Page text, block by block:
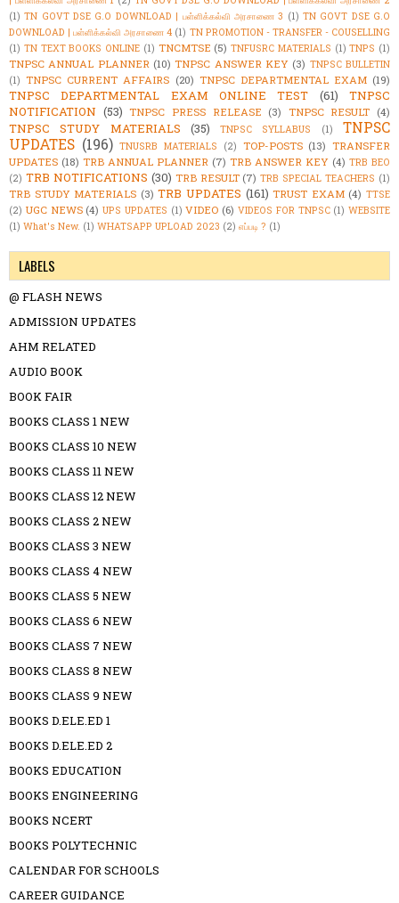
(1) TN GOVT DSE G.O DOWNLOAD | பள்ளிக்கல்வி அரசாணை 3 (1) TN GOVT DSE G.O
DOWNLOAD | பள்ளிக்கல்வி அரசாணை 4 (1) TN PROMOTION - TRANSFER - COUSELLING
(1) TN TEXT BOOKS ONLINE (1) TNCMTSE (5) TNFUSRC MATERIALS (1) TNPS (1)
TNPSC ANNUAL PLANNER (10) TNPSC ANSWER KEY (3) TNPSC BULLETIN
(1) TNPSC CURRENT AFFAIRS (20) TNPSC DEPARTMENTAL EXAM (19)
TNPSC DEPARTMENTAL EXAM ONLINE TEST (61)
TNPSC
NOTIFICATION (53) TNPSC PRESS RELEASE (3) TNPSC RESULT (4)
TNPSC STUDY MATERIALS (35) TNPSC SYLLABUS (1)
TNPSC
UPDATES (196) TNUSRB MATERIALS (2) TOP-POSTS (13) TRANSFER
UPDATES (18) TRB ANNUAL PLANNER (7) TRB ANSWER KEY (4) TRB BEO
(2) TRB NOTIFICATIONS (30) TRB RESULT (7) TRB SPECIAL TEACHERS (1)
TRB STUDY MATERIALS (3) TRB UPDATES (161) TRUST EXAM (4) TTSE
(2) UGC NEWS (4) UPS UPDATES (1) VIDEO (6) VIDEOS FOR TNPSC (1) WEBSITE
(1) What's New. (1) WHATSAPP UPLOAD 2023 (2) எப்படி ? (1)
LABELS
@ FLASH NEWS
ADMISSION UPDATES
AHM RELATED
AUDIO BOOK
BOOK FAIR
BOOKS CLASS 1 NEW
BOOKS CLASS 10 NEW
BOOKS CLASS 11 NEW
BOOKS CLASS 12 NEW
BOOKS CLASS 2 NEW
BOOKS CLASS 3 NEW
BOOKS CLASS 4 NEW
BOOKS CLASS 5 NEW
BOOKS CLASS 6 NEW
BOOKS CLASS 7 NEW
BOOKS CLASS 8 NEW
BOOKS CLASS 9 NEW
BOOKS D.ELE.ED 1
BOOKS D.ELE.ED 2
BOOKS EDUCATION
BOOKS ENGINEERING
BOOKS NCERT
BOOKS POLYTECHNIC
CALENDAR FOR SCHOOLS
CAREER GUIDANCE